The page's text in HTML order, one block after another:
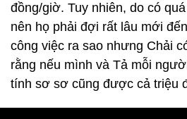
đồng/giờ. Tuy nhiên, do có
nên họ phải đợi rất lâu mới
công việc ra sao nhưng Chải
rằng nếu mình và Tả mỗi
tính sơ sơ cũng được cả triệu